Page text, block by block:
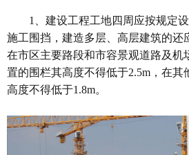
1
、建设工程工地四周应按规定
施工围挡，建造多层、高层建筑的还
在市区主要路段和市容景观道路及机
置的围栏其高度不得低于2.5m ，在
高度不得低于1.8m。